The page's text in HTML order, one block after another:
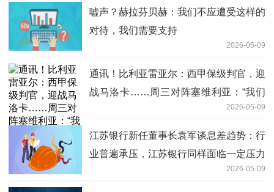
嘘声？赫拉芬贝赫：我们不应遭受这样的
对待，我们需要支持
2026-05-09
通讯！比利亚雷亚尔：西甲保级判官，迎
战马洛卡……周三对阵塞维利亚：“我们
2026-05-09
江苏银行新任董事长袁军谈息差趋势：行
业普遍承压，江苏银行同样面临一定压力
2026-05-09